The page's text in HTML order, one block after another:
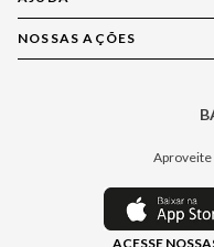
Nossas Lojas
Política de
Central de
Compre pelo
Central de
Regulamentos
NOSSAS AÇÕES
Aproveite
ACESSE